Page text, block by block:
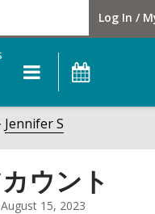
Log In /
User Log
Main
navigation
Jennifer S
ウント
August 15, 2023